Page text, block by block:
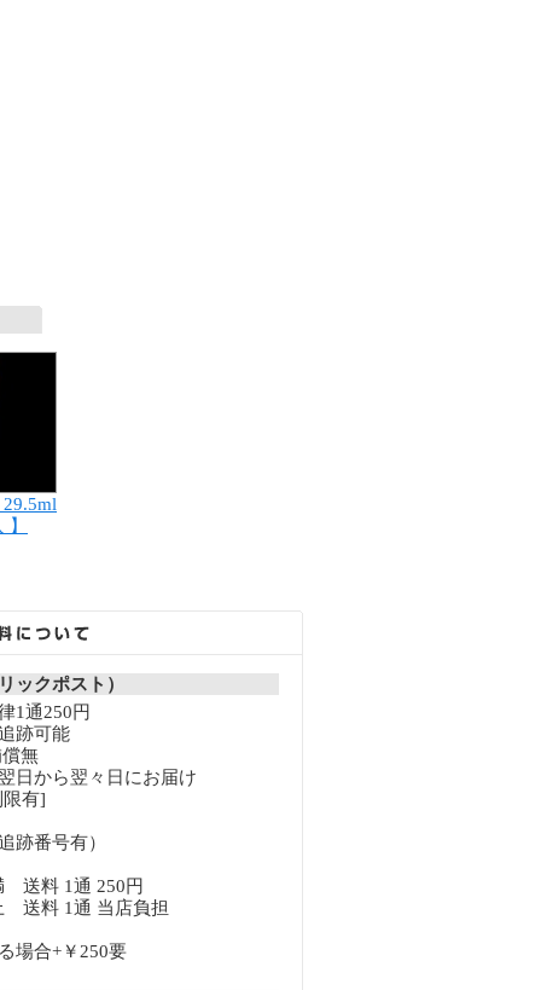
ックポスト）
1通250円
跡可能
無
日から翌々日にお届け
有]
跡番号有）
送料 1通 250円
送料 1通 当店負担
場合+￥250要